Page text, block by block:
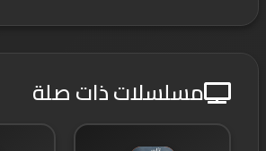
مسلسلات ذات صلة